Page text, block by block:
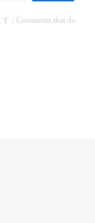
/ Comments that do